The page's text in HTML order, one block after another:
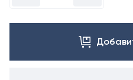
цвета.
Для
уточнения
цвета